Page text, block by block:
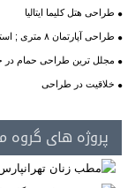
طراحی هتل کلیما ایتالیا
طراحی آپارتمان ۸ متری ; استدیو Kitiko Studio
مجلل ترین طراحی حمام در
خلاقیت در طراحی
پروژه های